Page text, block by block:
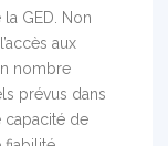
la GED. Non
aux
nombre
prévus dans
capacité de